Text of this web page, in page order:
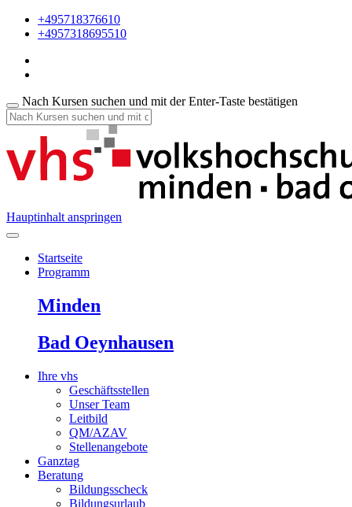
+495718376610
+4957318695510
Nach Kursen suchen und mit der Enter-Taste bestätigen
Hauptinhalt anspringen
Startseite
Programm
Minden
Bad Oeynhausen
Ihre vhs
Geschäftsstellen
Unser Team
Leitbild
QM/AZAV
Stellenangebote
Ganztag
Beratung
Bildungsscheck
Bildungsurlaub